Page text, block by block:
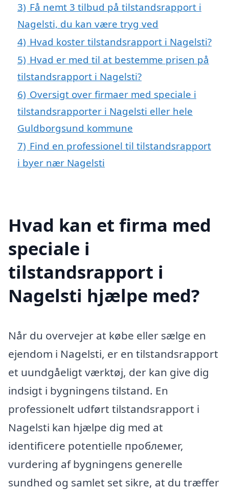
3) Få nemt 3 tilbud på tilstandsrapport i
Nagelsti, du kan være tryg ved
4) Hvad koster tilstandsrapport i Nagelsti?
5) Hvad er med til at bestemme prisen på
tilstandsrapport i Nagelsti?
6) Oversigt over firmaer med speciale i
tilstandsrapporter i Nagelsti eller hele
Guldborgsund kommune
7) Find en professionel til tilstandsrapport
i byer nær Nagelsti
Hvad kan et firma med
speciale i
tilstandsrapport i
Nagelsti hjælpe med?
Når du overvejer at købe eller sælge en
ejendom i Nagelsti, er en tilstandsrapport
et uundgåeligt værktøj, der kan give dig
indsigt i bygningens tilstand. En
professionelt udført tilstandsrapport i
Nagelsti kan hjælpe dig med at
identificere potentielle проблемer,
vurdering af bygningens generelle
sundhed og samlet set sikre, at du træffer